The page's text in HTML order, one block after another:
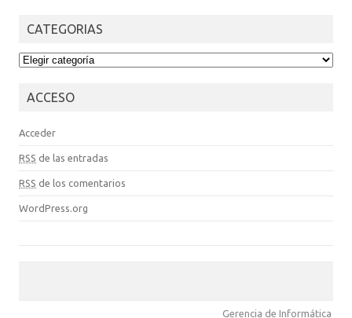
CATEGORIAS
CATEGORIAS
ACCESO
Acceder
RSS de las entradas
RSS de los comentarios
WordPress.org
Gerencia de Informática